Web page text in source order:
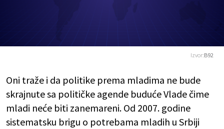
Izvor:B92
Oni traže i da politike prema mladima ne bude
skrajnute sa političke agende buduće Vlade čime
mladi neće biti zanemareni. Od 2007. godine
sistematsku brigu o potrebama mladih u Srbiji